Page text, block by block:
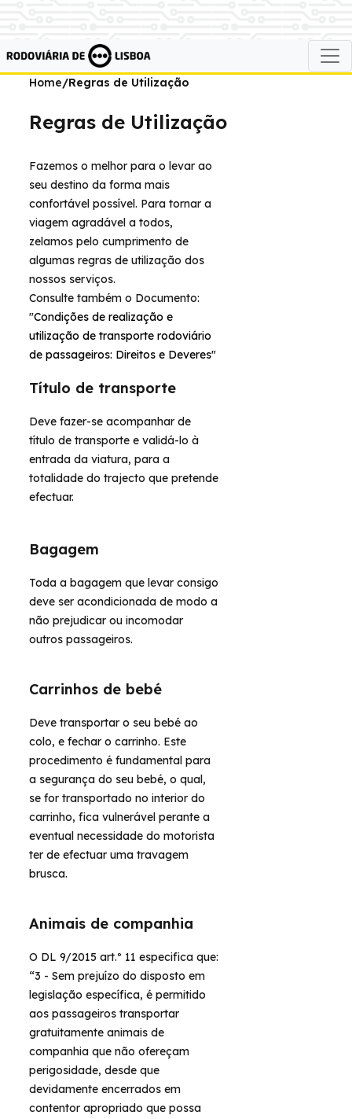
Home/Regras de Utilização
Regras de Utilização
Fazemos o melhor para o levar ao
seu destino da forma mais
confortável possível. Para tornar a
viagem agradável a todos,
zelamos pelo cumprimento de
algumas regras de utilização dos
nossos serviços.
Consulte também o Documento:
"Condições de realização e
utilização de transporte rodoviário
de passageiros: Direitos e Deveres"
Título de transporte
Deve fazer-se acompanhar de
título de transporte e validá-lo à
entrada da viatura, para a
totalidade do trajecto que pretende
efectuar.
Bagagem
Toda a bagagem que levar consigo
deve ser acondicionada de modo a
não prejudicar ou incomodar
outros passageiros.
Carrinhos de bebé
Deve transportar o seu bebé ao
colo, e fechar o carrinho. Este
procedimento é fundamental para
a segurança do seu bebé, o qual,
se for transportado no interior do
carrinho, fica vulnerável perante a
eventual necessidade do motorista
ter de efectuar uma travagem
brusca.
Animais de companhia
O DL 9/2015 art.º 11 especifica que:
“3 - Sem prejuízo do disposto em
legislação específica, é permitido
aos passageiros transportar
gratuitamente animais de
companhia que não ofereçam
perigosidade, desde que
devidamente encerrados em
contentor apropriado que possa